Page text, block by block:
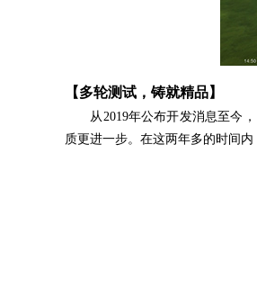
【多轮测试，铸就精品】
从2019年公布开发消息至今，
质更进一步。在这两年多的时间